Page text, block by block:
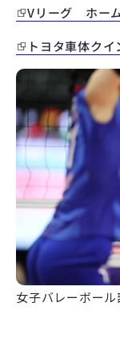
Vリーグ ホー
トヨタ車体ク
女子バレーボー